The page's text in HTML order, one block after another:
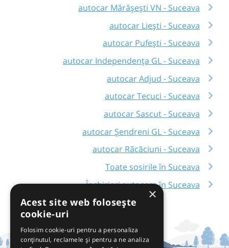
autocar Mărășești VN - Suceava
autocar Liești - Suceava
autocar Pufești - Suceava
autocar Independența GL - Suceava
autocar Adjud - Suceava
autocar Tecuci - Suceava
autocar Sascut - Suceava
autocar Șendreni GL - Suceava
autocar Răcăciuni - Suceava
Toate sosirile în Suceava
Închirieri autocare în Suceava
×
Acest site web folosește
cookie-uri
Folosim cookie-uri pentru a personaliza
conținutul, reclamele și pentru a ne analiza